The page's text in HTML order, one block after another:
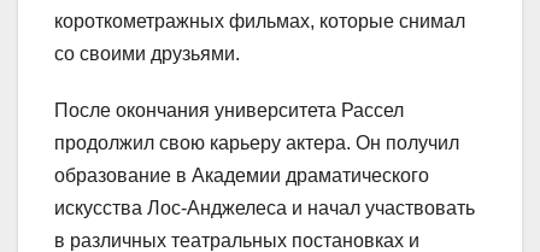
короткометражных фильмах, которые снимал
со своими друзьями.
После окончания университета Рассел
продолжил свою карьеру актера. Он получил
образование в Академии драматического
искусства Лос-Анджелеса и начал участвовать
в различных театральных постановках и